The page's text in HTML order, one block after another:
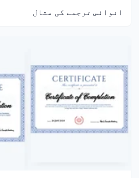
انوائس ترجمے کی مثال